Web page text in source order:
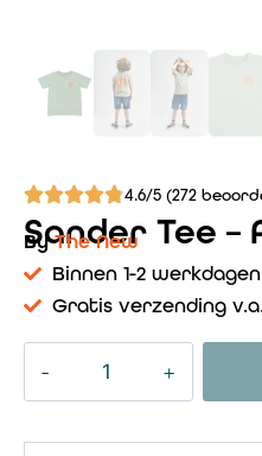
4.6/5 (272
Sander Tee –
ByThe New
Binnen 1-2
Gratis verzending v.a.